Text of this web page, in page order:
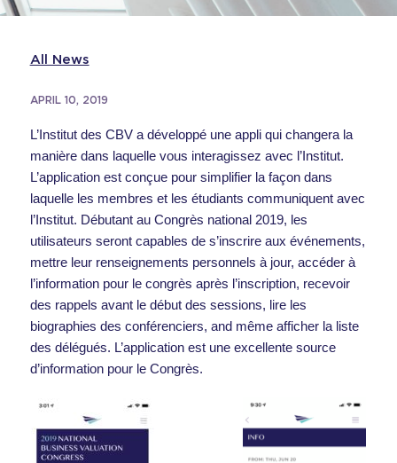
All News
APRIL 10, 2019
L’Institut des CBV a développé une appli qui changera la
manière dans laquelle vous interagissez avec l’Institut.
L’application est conçue pour simplifier la façon dans
laquelle les membres et les étudiants communiquent avec
l’Institut. Débutant au Congrès national 2019, les
utilisateurs seront capables de s’inscrire aux événements,
mettre leur renseignements personnels à jour, accéder à
l’information pour le congrès après l’inscription, recevoir
des rappels avant le début des sessions, lire les
biographies des conférenciers, and même afficher la liste
des délégués. L’application est une excellente source
d’information pour le Congrès.